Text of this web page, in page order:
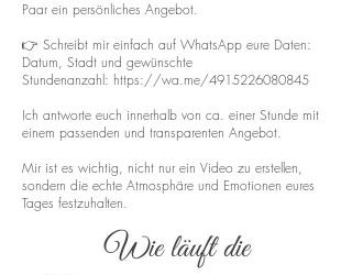
Paar ein persönliches Angebot.
👉 Schreibt mir einfach auf WhatsApp eure Daten:
Datum, Stadt und gewünschte
Stundenanzahl: https://wa.me/4915226080845
Ich antworte euch innerhalb von ca. einer Stunde mit
einem passenden und transparenten Angebot.
Mir ist es wichtig, nicht nur ein Video zu erstellen,
sondern die echte Atmosphäre und Emotionen eures
Tages festzuhalten.
Wie läuft die